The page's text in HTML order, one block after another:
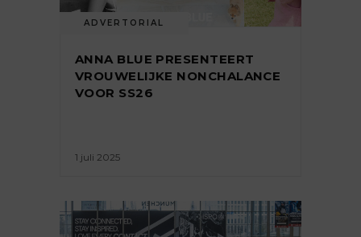
ADVERTORIAL
ANNA BLUE PRESENTEERT
VROUWELIJKE NONCHALANCE
VOOR SS26
1 juli 2025